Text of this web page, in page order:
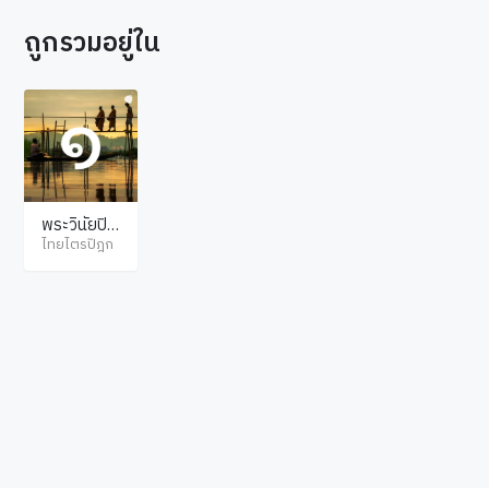
ถูกรวมอยู่ใน
พระวินัยปิฎ
ก มหาวิภังค์
ไทยไตรปิฎก